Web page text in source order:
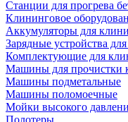
Станции для прогрева
Клининговое
Аккумуляторы для
Зарядные устройства
Комплектующие для
Машины для прочистки
Машины подметальные
Машины поломоечные
Мойки высокого
Полотеры